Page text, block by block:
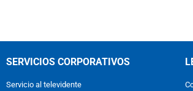
SERVICIOS CORPORATIVOS
Servicio al televidente